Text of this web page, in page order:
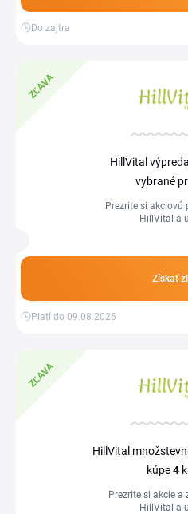
Do zajtra
ZĽAVA
HillVital
vybrané
Prezrite si akciovú
HillVital a
Získať
Platí do 09.08.2026
ZĽAVA
HillVital
kúpe4
Prezrite si akcie a
HillVital a